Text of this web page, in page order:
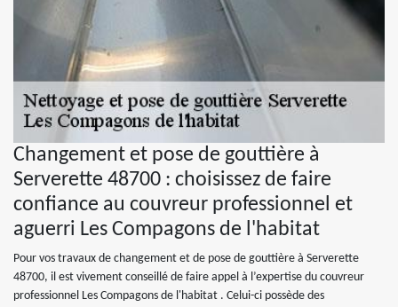
Changement et pose de gouttière à
Serverette 48700 : choisissez de faire
confiance au couvreur professionnel et
aguerri Les Compagons de l'habitat
Pour vos travaux de changement et de pose de gouttière à Serverette
48700, il est vivement conseillé de faire appel à l’expertise du couvreur
professionnel Les Compagons de l'habitat . Celui-ci possède des